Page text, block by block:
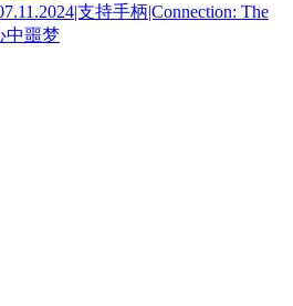
支持手柄|Connection: The
中噩梦